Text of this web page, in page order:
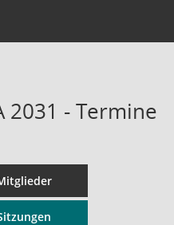
2031 - Termine